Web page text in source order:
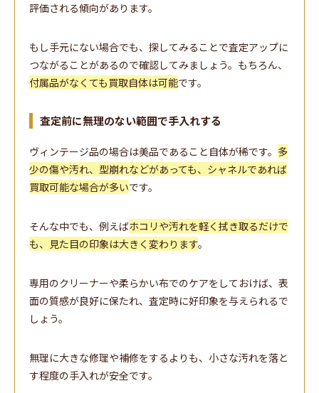
評価される傾向があります。
もし手元にない場合でも、探してみることで査定アップに
つながることがあるので確認してみましょう。もちろん、
付属品がなくても買取自体は可能です。
査定前に無理のない範囲で手入れする
ヴィンテージ品の場合は美品であること自体が稀です。 多
少の傷や汚れ、型崩れなどがあっても、シャネルであれば
買取可能な場合が多いです。
そんな中でも、例えばホコリや汚れを軽く拭き取るだけで
も、見た目の印象は大きく変わります。
専用のクリーナーや柔らかい布でのケアをしておけば、表
面の質感が良好に保たれ、査定時に好印象を与えられるで
しょう。
無理に大きな修理や補修をするよりも、小さな汚れを落と
す程度の手入れが安全です。